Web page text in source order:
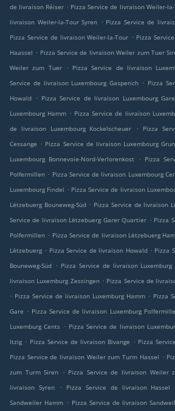
de livraison Réiser . Pizza Service de livraison Weiler-
livraison Weiler-la-Tour Syren . Pizza Service de
Pizza Service de livraison Weiler-la-Tour . Pizza
Haassel . Pizza Service de livraison Weiler zum Tuer
Weiler zum Tuer
. Pizza Service de livraison
Service de livraison Luxembourg Gasperich . Pizza
Howald . Pizza Service de livraison Luxembourg Gare
Luxembourg Hamm . Pizza Service de livraison
de livraison Luxembourg Kockelscheuer
.
Pizza
Cessange . Pizza Service de livraison Luxembourg
Luxembourg Bonnevoie-Nord-Verlorenkost
. Pizza
Polfermillen . Pizza Service de livraison Luxembourg
Luxembourg Findel . Pizza Service de livraison
Lëtzebuerg Bouneweg-Süd . Pizza Service de livraison
Service de livraison Lëtzebuerg Garer Quartier . Pizza
Polfermillen . Pizza Service de livraison Lëtzebuerg
Lëtzebuerg . Pizza Service de livraison Howald . Pizza
Bouneweg-Süd . Pizza Service de livraison Luxemburg
livraison Luxemburg Zessingen . Pizza Service de
. Pizza Service de livraison Luxemburg Hamm . Pizza
Gare . Pizza Service de livraison Luxemburg
Luxemburg Cents . Pizza Service de livraison
Itzig . Pizza Service de livraison Bivange . Pizza
Pizza Service de livraison Weiler zum Turm Hassel .
zum Turm Siren
. Pizza Service de livraison Weiler
livraison Syren
. Pizza Service de livraison Hassel
Sandweiler Hamm . Pizza Service de livraison